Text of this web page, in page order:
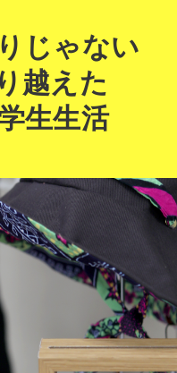
じゃない
越えた
生生活